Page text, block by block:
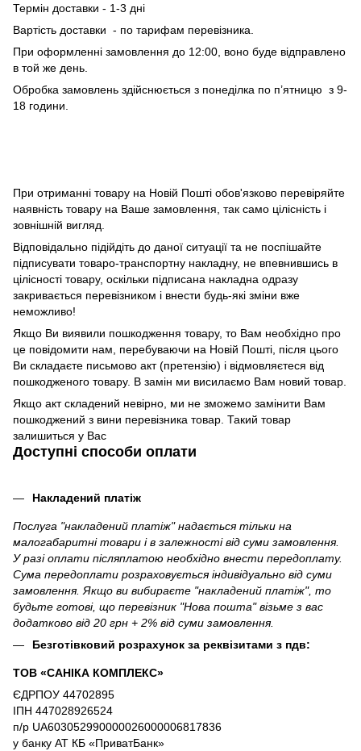
Термін доставки - 1-3 дні
Вартість доставки - по тарифам перевізника.
При оформленні замовлення до 12:00, воно буде відправлено
в той же день.
Обробка замовлень здійснюється з понеділка по п’ятницю з 9-
18 години.
При отриманні товару на Новій Пошті обов'язково перевіряйте
наявність товару на Ваше замовлення, так само цілісність і
зовнішній вигляд.
Відповідально підійдіть до даної ситуації та не поспішайте
підписувати товаро-транспортну накладну, не впевнившись в
цілісності товару, оскільки підписана накладна одразу
закривається перевізником і внести будь-які зміни вже
неможливо!
Якщо Ви виявили пошкодження товару, то Вам необхідно про
це повідомити нам, перебуваючи на Новій Пошті, після цього
Ви складаєте письмово акт (претензію) і відмовляєтеся від
пошкодженого товару. В замін ми висилаємо Вам новий товар.
Якщо акт складений невірно, ми не зможемо замінити Вам
пошкоджений з вини перевізника товар. Такий товар
залишиться у Вас
Доступні способи оплати
Накладений платіж
Послуга "накладений платіж" надається тільки на
малогабаритні товари і в залежності від суми замовлення.
У разі оплати післяплатою необхідно внести передоплату.
Сума передоплати розраховується індивідуально від суми
замовлення. Якщо ви вибираєте "накладений платіж", то
будьте готові, що перевізник "Нова пошта" візьме з вас
додатково від 20 грн + 2% від суми замовлення.
Безготівковий розрахунок за реквізитами з пдв:
ТОВ «САНІКА КОМПЛЕКС»
ЄДРПОУ 44702895
ІПН 447028926524
п/р UA603052990000026000006817836
у банку АТ КБ «ПриватБанк»